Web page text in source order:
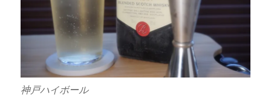
神戸ハイボール